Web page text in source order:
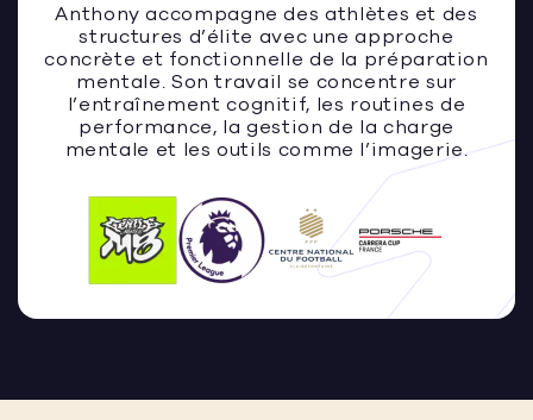
Anthony accompagne des athlètes et des
structures d’élite avec une approche
concrète et fonctionnelle de la préparation
mentale. Son travail se concentre sur
l’entraînement cognitif, les routines de
performance, la gestion de la charge
mentale et les outils comme l’imagerie.